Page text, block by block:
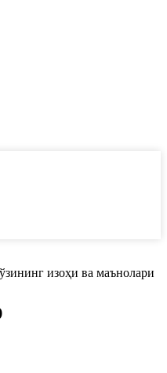
изоҳи ва маънолари